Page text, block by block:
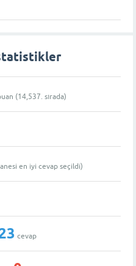
(14,537 . sırada)
en iyi cevap seçildi)
cevap